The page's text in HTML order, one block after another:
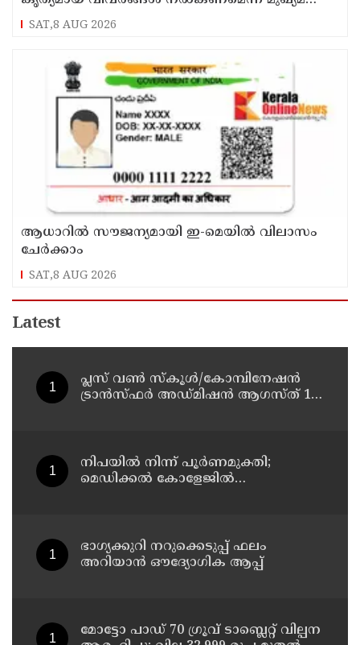
വി ഡി സതീശൻ
SAT,8 AUG 2026
ആധാറിൽ സൗജന്യമായി ഇ-മെയിൽ വിലാസം
ചേർക്കാം
SAT,8 AUG 2026
Latest
പ്ലസ് വൺ സ്‌കൂൾ/കോമ്പിനേഷൻ
ട്രാൻസ്ഫർ അഡ്മിഷൻ ആഗസ്ത് 10,
നിപയിൽ നിന്ന് പൂർണമുക്തി;
മെഡിക്കൽ കോളേജിൽ
ഭാഗ്യക്കുറി നറുക്കെടുപ്പ് ഫലം
അറിയാൻ ഔദ്യോഗിക ആപ്പ്
മോട്ടോ പാഡ് 70 ഗ്രൂവ് ടാബ്ലെറ്റ് വില്പന